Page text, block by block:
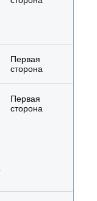
Первая
сторона
Первая
сторона